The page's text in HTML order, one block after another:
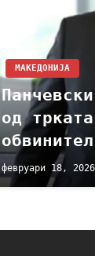
МАКЕДОНИЈА
од
обвинител
февруари 18, 2026